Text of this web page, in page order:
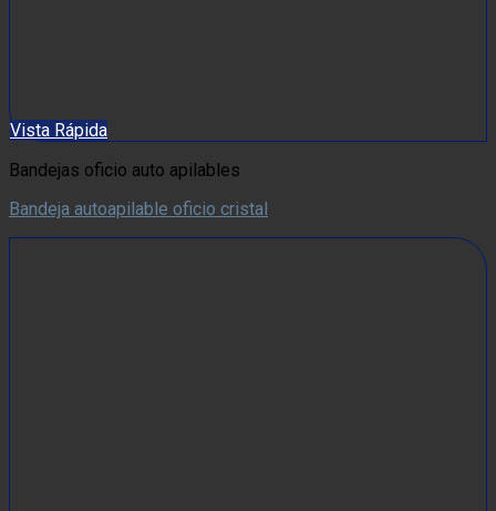
Vista Rápida
Bandejas oficio auto apilables
Bandeja autoapilable oficio cristal